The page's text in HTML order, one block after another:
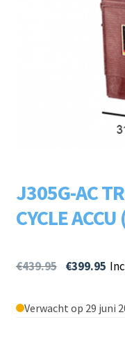
LADERS &
J305G-AC
CYCLE
€439.95 €399.95
Verwacht op 29 juni